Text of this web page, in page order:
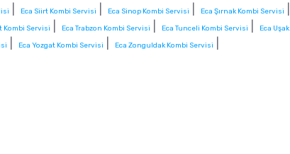
Eca Siirt Kombi Servisi Eca Sinop Kombi Servisi Eca Şırnak Kombi Servisi
Kombi Servisi Eca Trabzon Kombi Servisi Eca Tunceli Kombi Servisi
Eca Uşak
Eca Yozgat Kombi Servisi Eca Zonguldak Kombi Servisi